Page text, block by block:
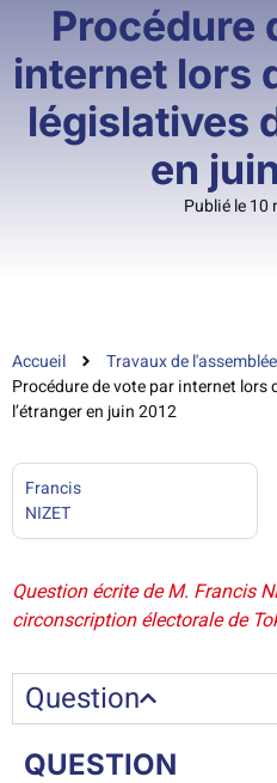
Procédure
internet lors
législatives
en
Publié le 10
Accueil Travaux de l'assemblée
Procédure de vote par internet lors
l’étranger en juin 2012
Francis
NIZET
Question écrite de M. Francis
circonscription électorale de
Question
QUESTION